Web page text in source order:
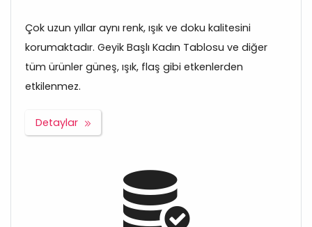
Çok uzun yıllar aynı renk, ışık ve doku kalitesini
korumaktadır. Geyik Başlı Kadın Tablosu ve diğer
tüm ürünler güneş, ışık, flaş gibi etkenlerden
etkilenmez.
Detaylar